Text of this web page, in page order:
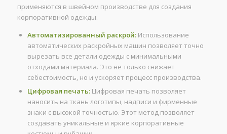
применяются в швейном производстве для создания
корпоративной одежды.
Автоматизированный раскрой:Использование
автоматических раскройных машин позволяет точно
вырезать все детали одежды с минимальными
отходами материала. Это не только снижает
себестоимость, но и ускоряет процесс производства.
Цифровая печать:Цифровая печать позволяет
наносить на ткань логотипы, надписи и фирменные
знаки с высокой точностью. Этот метод позволяет
создавать уникальные и яркие корпоративные